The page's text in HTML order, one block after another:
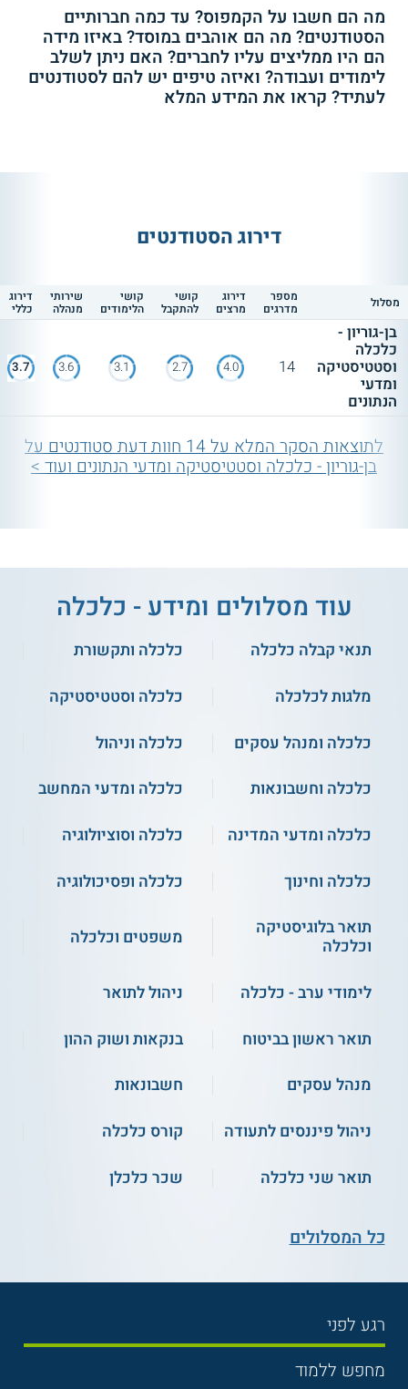
מה הם חשבו על הקמפוס? עד כמה חברותיים
הסטודנטים? מה הם אוהבים במוסד? באיזו מידה
הם היו ממליצים עליו לחברים? האם ניתן לשלב
לימודים ועבודה? ואיזה טיפים יש להם לסטודנטים
לעתיד? קראו את המידע המלא
דירוג הסטודנטים
מסלול מספר
מדרגים
דירוג
מרצים
קושי
להתקבל
קושי
הלימודים
שירותי
מנהלה
דירוג
כללי
בן-גוריון -
כלכלה
וסטטיסטיקה
ומדעי
הנתונים
14
4.0
2.7
3.1
3.6
3.7
לתוצאות הסקר המלא על 14 חוות דעת סטודנטים על
בן-גוריון - כלכלה וסטטיסטיקה ומדעי הנתונים ועוד >
עוד מסלולים ומידע - כלכלה
תנאי קבלה כלכלה
כלכלה ותקשורת
מלגות לכלכלה
כלכלה וסטטיסטיקה
כלכלה ומנהל עסקים
כלכלה וניהול
כלכלה וחשבונאות
כלכלה ומדעי המחשב
כלכלה ומדעי המדינה
כלכלה וסוציולוגיה
כלכלה וחינוך
כלכלה ופסיכולוגיה
תואר בלוגיסטיקה
וכלכלה
משפטים וכלכלה
לימודי ערב - כלכלה
ניהול לתואר
תואר ראשון בביטוח
בנקאות ושוק ההון
מנהל עסקים
חשבונאות
ניהול פיננסים לתעודה
קורס כלכלה
תואר שני כלכלה
שכר כלכלן
כל המסלולים
רגע לפני
בחירת לימודים
מחפש ללמוד